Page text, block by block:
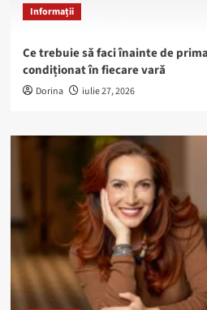
Informații
Ce trebuie să faci înainte de
condiționat în fiecare vară
Dorina iulie 27, 2026